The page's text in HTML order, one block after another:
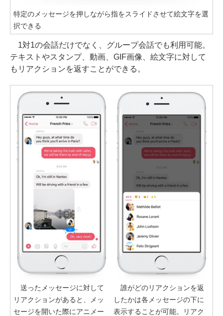
特定のメッセージを押しながら指をスライドさせて絵文字を選
択できる
1対1の会話だけでなく、グループ会話でも利用可能。
テキストやスタンプ、動画、GIF画像、絵文字に対して
もリアクションを返すことができる。
送ったメッセージに対して
リアクションがあると、メッ
セージを開いた際にアニメー
誰がどのリアクションを返
したかは各メッセージの下に
表示することが可能。リアク